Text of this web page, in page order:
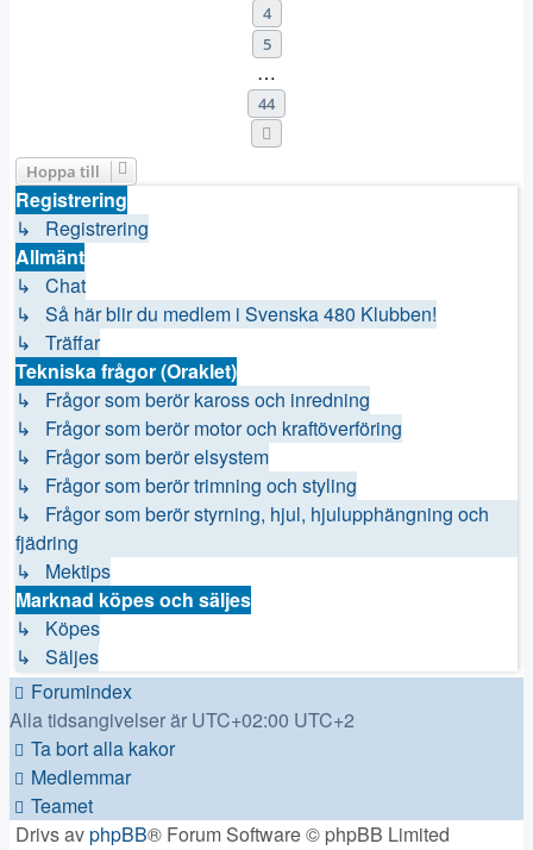
4
5
…
44
Hoppa till
Registrering
↳ Registrering
Allmänt
↳ Chat
↳ Så här blir du medlem i Svenska 480 Klubben!
↳ Träffar
Tekniska frågor (Oraklet)
↳ Frågor som berör kaross och inredning
↳ Frågor som berör motor och kraftöverföring
↳ Frågor som berör elsystem
↳ Frågor som berör trimning och styling
↳ Frågor som berör styrning, hjul, hjulupphängning och
fjädring
↳ Mektips
Marknad köpes och säljes
↳ Köpes
↳ Säljes
Forumindex
Alla tidsangivelser är UTC+02:00 UTC+2
Ta bort alla kakor
Medlemmar
Teamet
Drivs avphpBB® Forum Software © phpBB Limited